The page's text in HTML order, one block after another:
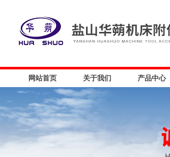
网站首页 关于我们 产品中心